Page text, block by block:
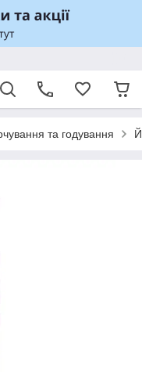
та годування